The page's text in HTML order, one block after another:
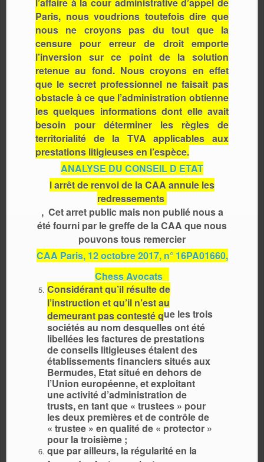
Paris, nous voudrions toutefois dire que
nous ne croyons pas du tout que la
censure pour erreur de droit emporte
l’inversion sur ce point de la solution
retenue au fond. Nous croyons en effet
que le secret professionnel ne faisait pas
obstacle à ce que l’administration obtienne
les quelques informations dont elle avait
besoin pour déterminer les règles de
territorialité de la TVA applicables aux
prestations litigieuses en l’espèce.
ANALYSE DU CONSEIL D ETAT
l arrêt de renvoi de la CAA annule les
redressements
, Cet arret public mais non publié nous a
été fourni par le greffe de la CAA que nous
pouvons tous remercier
CAA Paris, 12 octobre 2017, n° 16PA01660,
Chess Avocats
Considérant qu’il résulte de
l’instruction et qu’il n’est au
demeurant pas contesté que les trois
sociétés au nom desquelles ont été
libellées les factures de prestations
de conseils litigieuses étaient des
établissements financiers situés aux
Bermudes, Etat situé en dehors de
l’Union européenne, et exploitant
une activité d’administration de
trusts, en tant que « trustees » pour
les deux premières et de contrôle de
« trustee » en qualité de « protector »
pour la troisième ;
que par ailleurs, la régularité en la